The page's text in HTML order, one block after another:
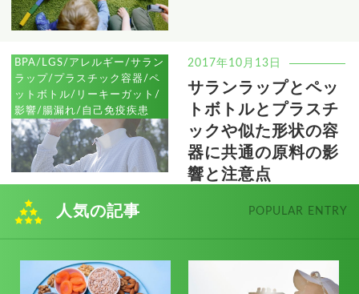
BPA/LGS/アレルギー/サラン
ラップ/プラスチック容器/ペ
ットボトル/リーキーガット/
影響/腸漏れ/自己免疫疾患
2017年10月13日
サランラップとペッ
トボトルとプラスチ
ックや似た形状の容
器に共通の原料の影
響と注意点
人気の記事 POPULAR ENTRY